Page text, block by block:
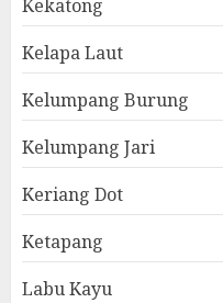
Kekatong
Kelapa Laut
Kelumpang Burung
Kelumpang Jari
Keriang Dot
Ketapang
Labu Kayu